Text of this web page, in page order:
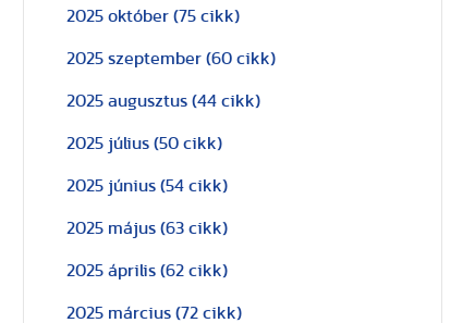
2025 október (75 cikk)
2025 szeptember (60 cikk)
2025 augusztus (44 cikk)
2025 július (50 cikk)
2025 június (54 cikk)
2025 május (63 cikk)
2025 április (62 cikk)
2025 március (72 cikk)